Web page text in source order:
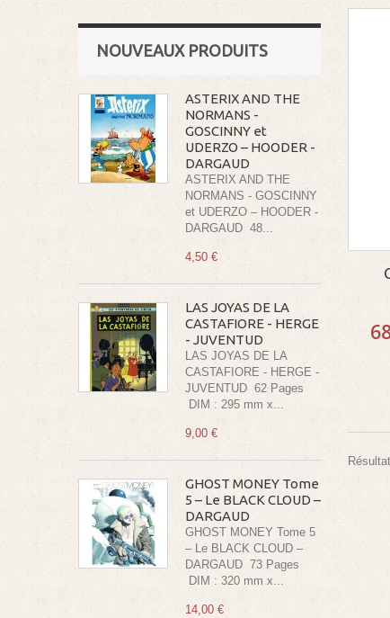
NOUVEAUX PRODUITS
ASTERIX AND THE
NORMANS -
GOSCINNY et
UDERZO – HOODER -
DARGAUD
ASTERIX AND THE
NORMANS - GOSCINNY
et UDERZO – HOODER -
DARGAUD 48...
4,50 €
LAS JOYAS DE LA
CASTAFIORE - HERGE
- JUVENTUD
LAS JOYAS DE LA
CASTAFIORE - HERGE -
JUVENTUD 62 Pages
DIM : 295 mm x...
9,00 €
GHOST MONEY Tome
5 – Le BLACK CLOUD –
DARGAUD
GHOST MONEY Tome 5
– Le BLACK CLOUD –
DARGAUD 73 Pages
DIM : 320 mm x...
14,00 €